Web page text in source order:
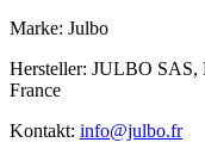
Marke: Julbo
Hersteller: JULBO SAS,
France
Kontakt: info@julbo.fr